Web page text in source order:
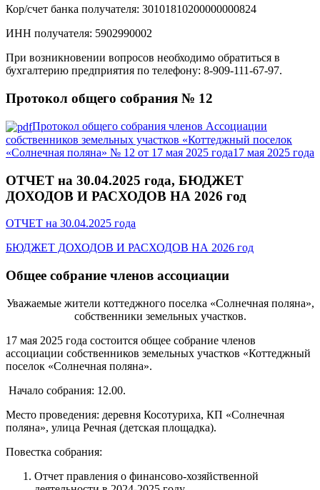
Кор/счет банка получателя: 30101810200000000824
ИНН получателя: 5902990002
При возникновении вопросов необходимо обратиться в
бухгалтерию предприятия по телефону: 8-909-111-67-97.
Протокол общего собрания № 12
Протокол общего собрания членов Ассоциации
собственников земельных участков «Коттеджный поселок
«Солнечная поляна» № 12 от 17 мая 2025 года17 мая 2025 года
ОТЧЕТ на 30.04.2025 года, БЮДЖЕТ
ДОХОДОВ И РАСХОДОВ НА 2026 год
ОТЧЕТ на 30.04.2025 года
БЮДЖЕТ ДОХОДОВ И РАСХОДОВ НА 2026 год
Общее собрание членов ассоциации
Уважаемые жители коттеджного поселка «Солнечная поляна»,
собственники земельных участков.
17 мая 2025 года состоится общее собрание членов
ассоциации собственников земельных участков «Коттеджный
поселок «Солнечная поляна».
Начало собрания: 12.00.
Место проведения: деревня Косотуриха, КП «Солнечная
поляна», улица Речная (детская площадка).
Повестка собрания:
Отчет правления о финансово-хозяйственной